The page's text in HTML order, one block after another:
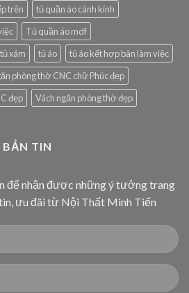
trên
tủ quần áo cánh kính
Tủ quần áo mdf
tủ xám tủ áo
tủ áo kết hợp bàn làm việc
phòng thờ CNC chữ Phúc đẹp
đẹp
Vách ngăn phòng thờ đẹp
TIN
để nhận được những ý tưởng trang
ưu đãi từ Nội Thất Minh Tiến